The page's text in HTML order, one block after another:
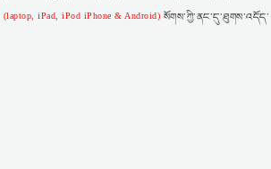
(laptop, iPad, iPod iPhone & Android) སོགས་ཀྱི་ནང་དུ་ཐུགས་འདོད་